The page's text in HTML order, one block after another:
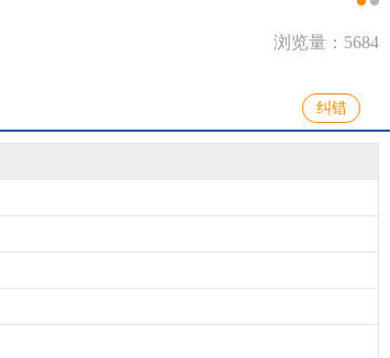
浏览量：5684
纠错